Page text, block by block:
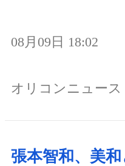
08月09日 18:02
オリコンニュース
張本智和、美